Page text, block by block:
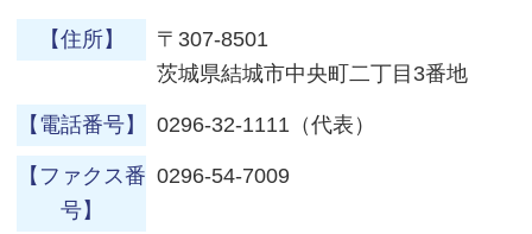
【住所】
〒307-8501
茨城県結城市中央町二丁目3番地
【電話番号】 0296-32-1111（代表）
【ファクス番
号】
0296-54-7009